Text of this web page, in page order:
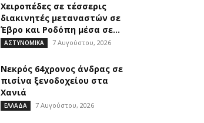
Χειροπέδες σε τέσσερις
διακινητές μεταναστών σε
Έβρο και Ροδόπη μέσα σε...
ΑΣΤΥΝΟΜΙΚΑ 7 Αυγούστου, 2026
Νεκρός 64χρονος άνδρας σε
πισίνα ξενοδοχείου στα
Χανιά
ΕΛΛΑΔΑ 7 Αυγούστου, 2026